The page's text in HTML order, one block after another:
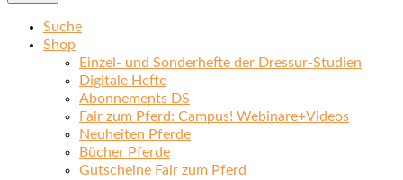
Suche
Shop
Einzel- und Sonderhefte der Dressur-Studien
Digitale Hefte
Abonnements DS
Fair zum Pferd: Campus! Webinare+Videos
Neuheiten Pferde
Bücher Pferde
Gutscheine Fair zum Pferd